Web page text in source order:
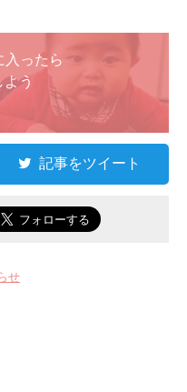
入ったら
う
記事をツイート
せ